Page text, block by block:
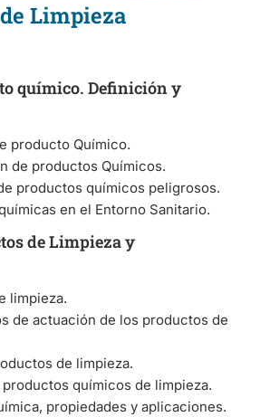
Limpieza
químico. Definición y
producto Químico.
de productos Químicos.
productos químicos peligrosos.
en el Entorno Sanitario.
de Limpieza y
limpieza.
de actuación de los productos de
de limpieza.
químicos de limpieza.
propiedades y aplicaciones.